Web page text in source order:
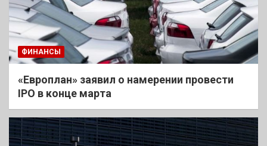
ФИНАНСЫ
«Европлан» заявил о намерении провести
IPO в конце марта